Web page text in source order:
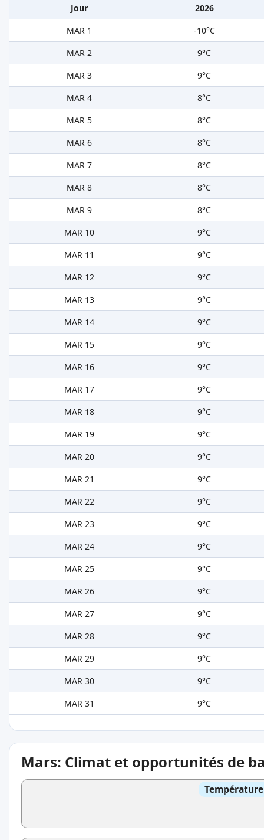
Jour
2026
MAR 1
-10°C
MAR 2
9°C
MAR 3
9°C
MAR 4
8°C
MAR 5
8°C
MAR 6
8°C
MAR 7
8°C
MAR 8
8°C
MAR 9
8°C
MAR 10
9°C
MAR 11
9°C
MAR 12
9°C
MAR 13
9°C
MAR 14
9°C
MAR 15
9°C
MAR 16
9°C
MAR 17
9°C
MAR 18
9°C
MAR 19
9°C
MAR 20
9°C
MAR 21
9°C
MAR 22
9°C
MAR 23
9°C
MAR 24
9°C
MAR 25
9°C
MAR 26
9°C
MAR 27
9°C
MAR 28
9°C
MAR 29
9°C
MAR 30
9°C
MAR 31
9°C
Mars: Climat et opportunités de